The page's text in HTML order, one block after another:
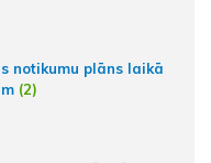
notikumu plāns laikā
(2)